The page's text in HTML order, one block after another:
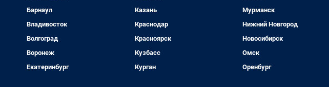
Барнаул
Владивосток
Волгоград
Воронеж
Екатеринбург
Казань
Краснодар
Красноярск
Кузбасс
Курган
Мурманск
Нижний Новгород
Новосибирск
Омск
Оренбург